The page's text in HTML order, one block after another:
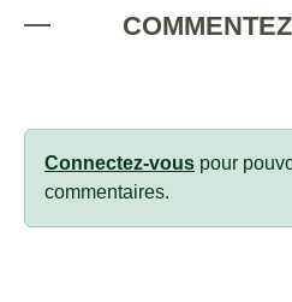
Connectez-vous pour
commentaires.